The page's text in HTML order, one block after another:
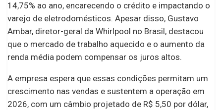
14,75% ao ano, encarecendo o crédito e impactando o
varejo de eletrodomésticos. Apesar disso, Gustavo
Ambar, diretor-geral da Whirlpool no Brasil, destacou
que o mercado de trabalho aquecido e o aumento da
renda média podem compensar os juros altos.
A empresa espera que essas condições permitam um
crescimento nas vendas e sustentem a operação em
2026, com um câmbio projetado de R$ 5,50 por dólar,